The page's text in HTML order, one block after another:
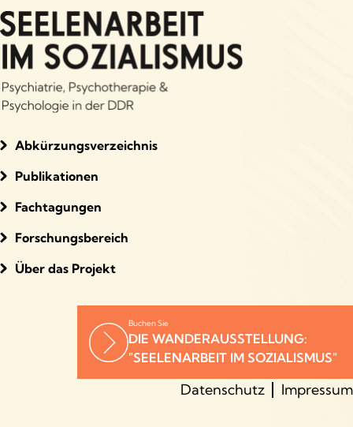
Abkürzungsverzeichnis
Publikationen
Fachtagungen
Forschungsbereich
Über das Projekt
Buchen Sie
DIE WANDERAUSSTELLUNG:
"SEELENARBEIT IM SOZIALISMUS"
Datenschutz Impressum